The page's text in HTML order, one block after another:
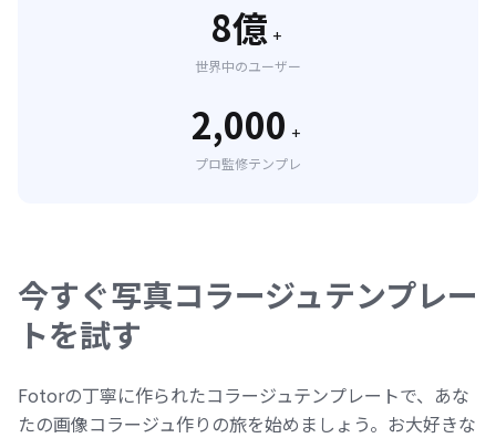
8億 +
世界中のユーザー
2,000 +
プロ監修テンプレ
今すぐ写真コラージュテンプレー
トを試す
Fotorの丁寧に作られたコラージュテンプレートで、あな
たの画像コラージュ作りの旅を始めましょう。お大好きな